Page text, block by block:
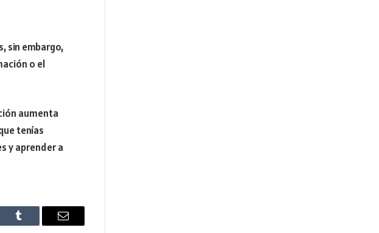
sin embargo,
o el
aumenta
tenías
y aprender a
Tumblr Email